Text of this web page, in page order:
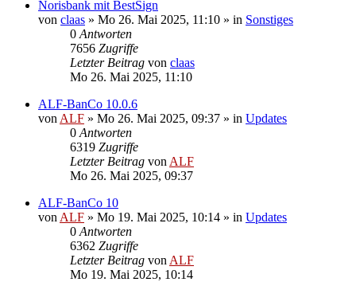
Norisbank mit BestSign
von claas » Mo 26. Mai 2025, 11:10 » in Sonstiges
0 Antworten
7656 Zugriffe
Letzter Beitrag von claas
Mo 26. Mai 2025, 11:10
ALF-BanCo 10.0.6
von ALF » Mo 26. Mai 2025, 09:37 » in Updates
0 Antworten
6319 Zugriffe
Letzter Beitrag von ALF
Mo 26. Mai 2025, 09:37
ALF-BanCo 10
von ALF » Mo 19. Mai 2025, 10:14 » in Updates
0 Antworten
6362 Zugriffe
Letzter Beitrag von ALF
Mo 19. Mai 2025, 10:14